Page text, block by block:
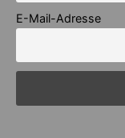
E-Mail-Adresse